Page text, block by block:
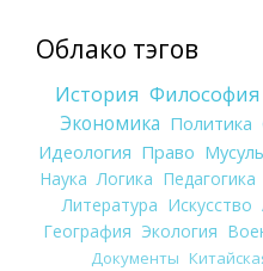
Облако тэгов
История Философия
Экономика Политика
Идеология Право
Наука Логика Педагогика
Литература Искусство
География Экология
Документы